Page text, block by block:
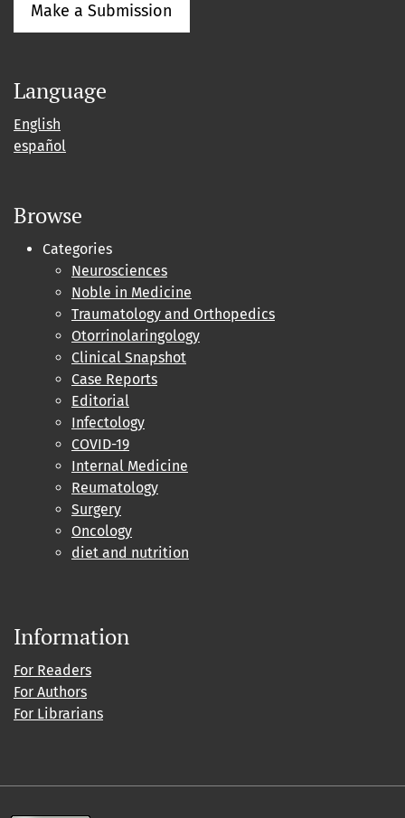
Make a Submission
Language
English
español
Browse
Categories
Neurosciences
Noble in Medicine
Traumatology and Orthopedics
Otorrinolaringology
Clinical Snapshot
Case Reports
Editorial
Infectology
COVID-19
Internal Medicine
Reumatology
Surgery
Oncology
diet and nutrition
Information
For Readers
For Authors
For Librarians